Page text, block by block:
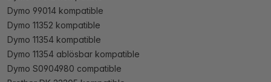
Dymo 99014 kompatible
Dymo 11352 kompatible
Dymo 11354 kompatible
Dymo 11354 ablösbar kompatible
Dymo S0904980 compatible